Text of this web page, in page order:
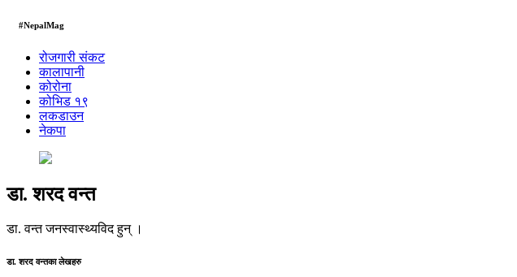
#NepalMag
रोजगारी संकट
कालापानी
कोरोना
कोभिड १९
लकडाउन
नेकपा
डा. शरद वन्त
डा. वन्त जनस्वास्थ्यविद हुन् ।
डा. शरद वन्तका लेखहरु